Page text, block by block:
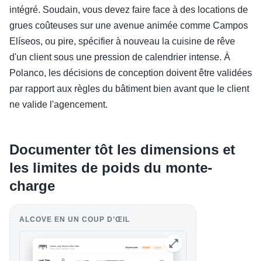
intégré. Soudain, vous devez faire face à des locations de
grues coûteuses sur une avenue animée comme Campos
Elíseos, ou pire, spécifier à nouveau la cuisine de rêve
d'un client sous une pression de calendrier intense. À
Polanco, les décisions de conception doivent être validées
par rapport aux règles du bâtiment bien avant que le client
ne valide l'agencement.
Documenter tôt les dimensions et
les limites de poids du monte-
charge
ALCOVE EN UN COUP D’ŒIL